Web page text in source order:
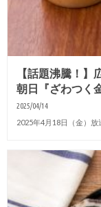
【話題沸騰！
朝日『ざわつく
2025/04/14
2025年4月18日（金）